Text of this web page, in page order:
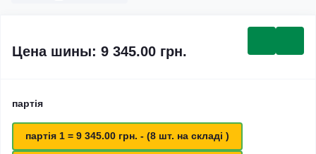
Цена шины: 9 345.00 грн.
партія
партія 1 = 9 345.00 грн. - (8 шт. на складі )